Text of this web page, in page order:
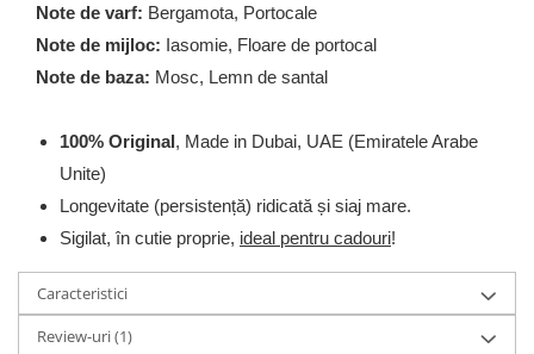
Note de varf: Bergamota, Portocale
Note de mijloc: Iasomie, Floare de portocal
Note de baza: Mosc, Lemn de santal
100% Original, Made in Dubai, UAE (Emiratele Arabe
Unite)
Longevitate (persistență) ridicată și siaj mare.
Sigilat, în cutie proprie, ideal pentru cadouri!
Caracteristici
Review-uri(1)